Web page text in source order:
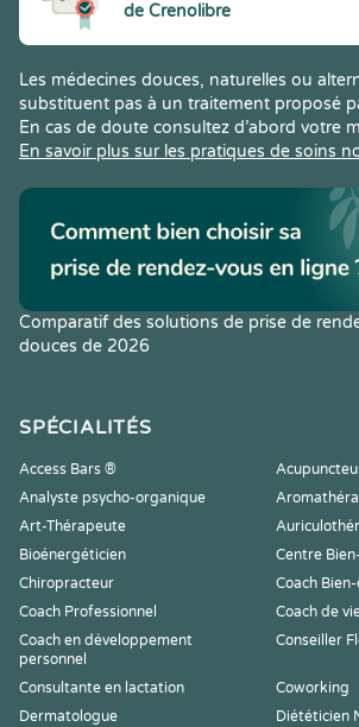
de Crenolibre
Les médecines douces, naturelles ou
substituent pas à un traitement proposé
En cas de doute consultez d’abord votre
En savoir plus sur les pratiques de soins
Comparatif des solutions de prise de
douces de 2026
SPÉCIALITÉS
Access Bars ®
Analyste psycho-organique
Art-Thérapeute
Bioénergéticien
Centre
Chiropracteur
Coach
Coach Professionnel
Coach de
Coach en développement
personnel
Conseiller
Consultante en lactation
Coworking
Dermatologue
Diététicien